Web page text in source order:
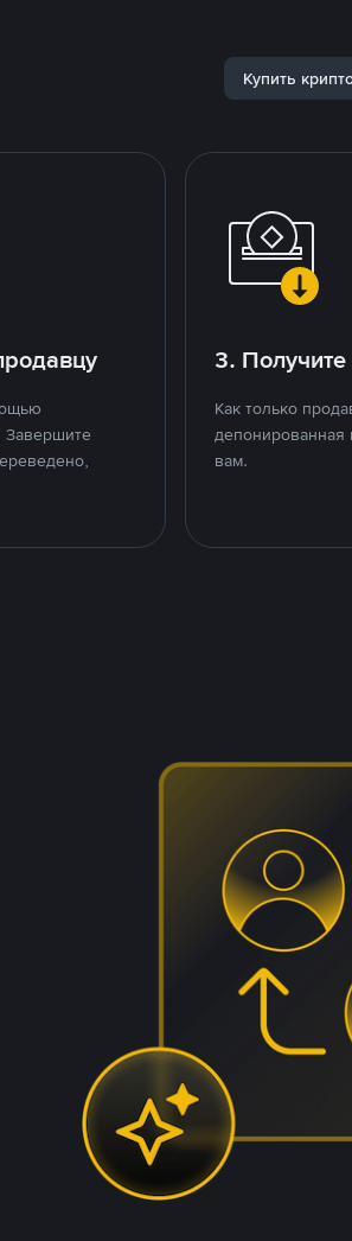
Купить
Завершите
3.
Как только
депонированная
вам.